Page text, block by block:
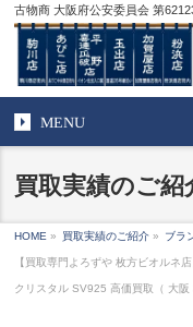
古物商 大阪府公安委員会 第
MENU
買取実績のご紹
HOME » 買取実績のご紹介 » ブラ
【買取専門よろずや 枚方ビオルネ
クリスタル SV925 高価買取（ 大